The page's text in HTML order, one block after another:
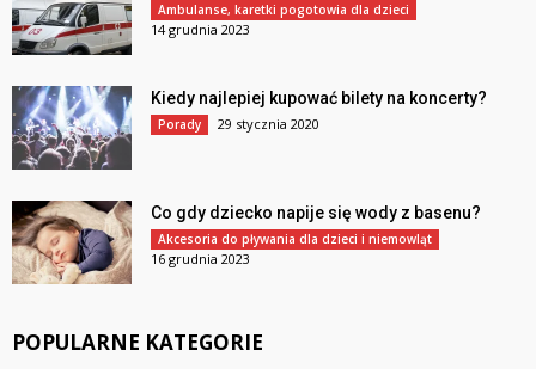
Ambulanse, karetki pogotowia dla dzieci
14 grudnia 2023
Kiedy najlepiej kupować bilety na koncerty?
Porady 29 stycznia 2020
Co gdy dziecko napije się wody z basenu?
Akcesoria do pływania dla dzieci i niemowląt
16 grudnia 2023
POPULARNE KATEGORIE